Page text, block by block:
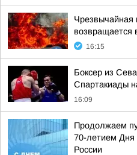
Чрезвычайная
возвращается
16:15
Боксер из
Спартакиады
16:09
Продолжаем
70-летием Дня
России